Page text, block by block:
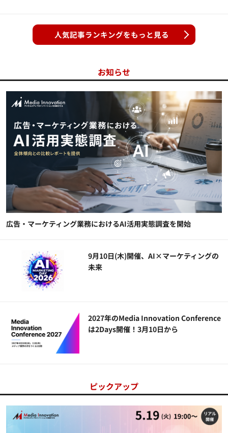
人気記事ランキングをもっと見る
お知らせ
広告・マーケティング業務におけるAI活用実態調査を開始
9月10日(木)開催、AI×マーケティングの
未来
2027年のMedia Innovation Conference
は2Days開催！3月10日から
ピックアップ